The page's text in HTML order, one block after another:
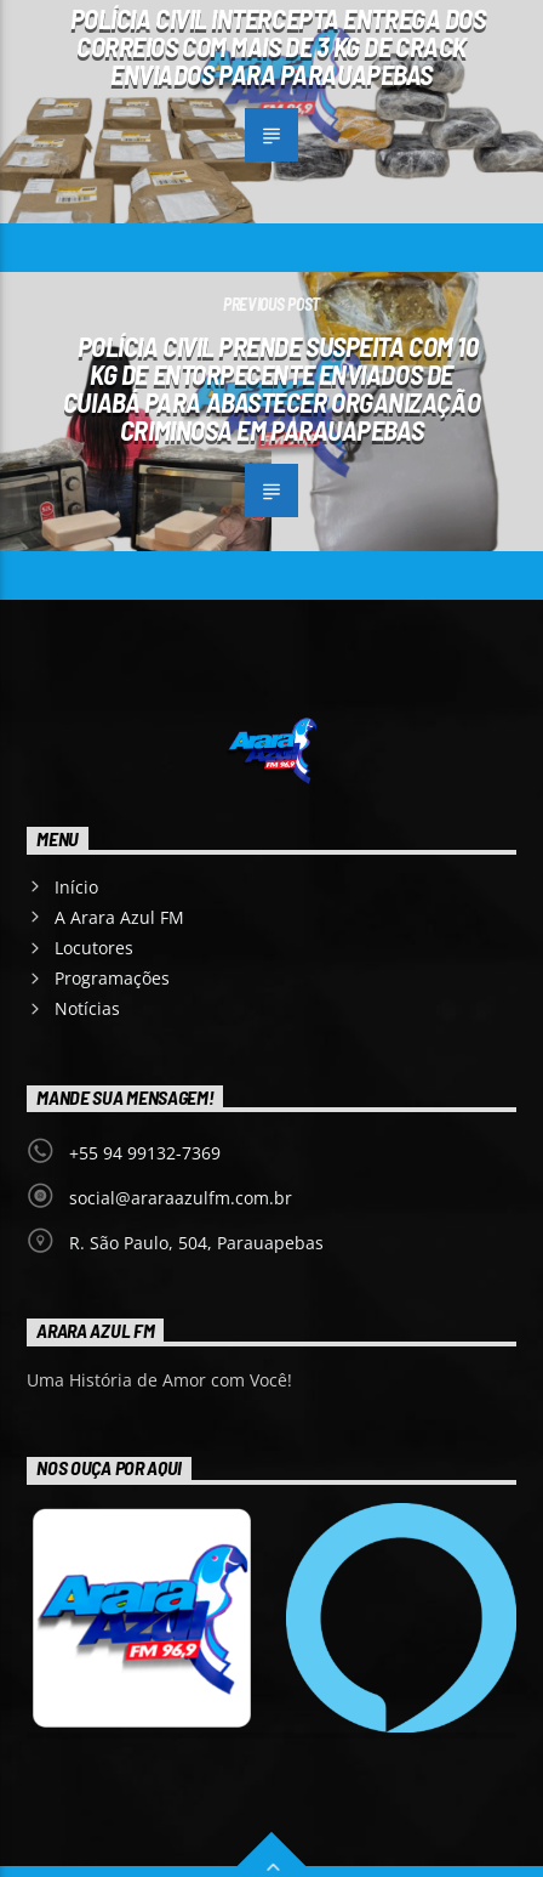
POLÍCIA CIVIL INTERCEPTA ENTREGA DOS
CORREIOS COM MAIS DE 3 KG DE CRACK
ENVIADOS PARA PARAUAPEBAS
PREVIOUS POST
POLÍCIA CIVIL PRENDE SUSPEITA COM 10
KG DE ENTORPECENTE ENVIADOS DE
CUIABÁ PARA ABASTECER ORGANIZAÇÃO
CRIMINOSA EM PARAUAPEBAS
MENU
Início
A Arara Azul FM
Locutores
Programações
Notícias
MANDE SUA MENSAGEM!
+55 94 99132-7369
social@araraazulfm.com.br
R. São Paulo, 504, Parauapebas
ARARA AZUL FM
Uma História de Amor com Você!
NOS OUÇA POR AQUI